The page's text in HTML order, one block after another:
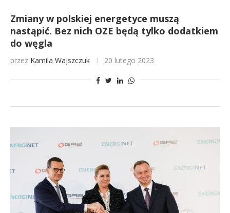
Zmiany w polskiej energetyce muszą
nastąpić. Bez nich OZE będą tylko dodatkiem
do węgla
przez Kamila Wajszczuk 20 lutego 2023